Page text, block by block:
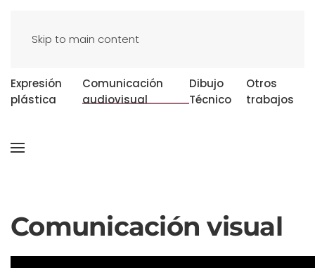
Skip to main content
Expresión
plástica
Comunicación
audiovisual
Dibujo
Técnico
Otros
trabajos
Comunicación visual